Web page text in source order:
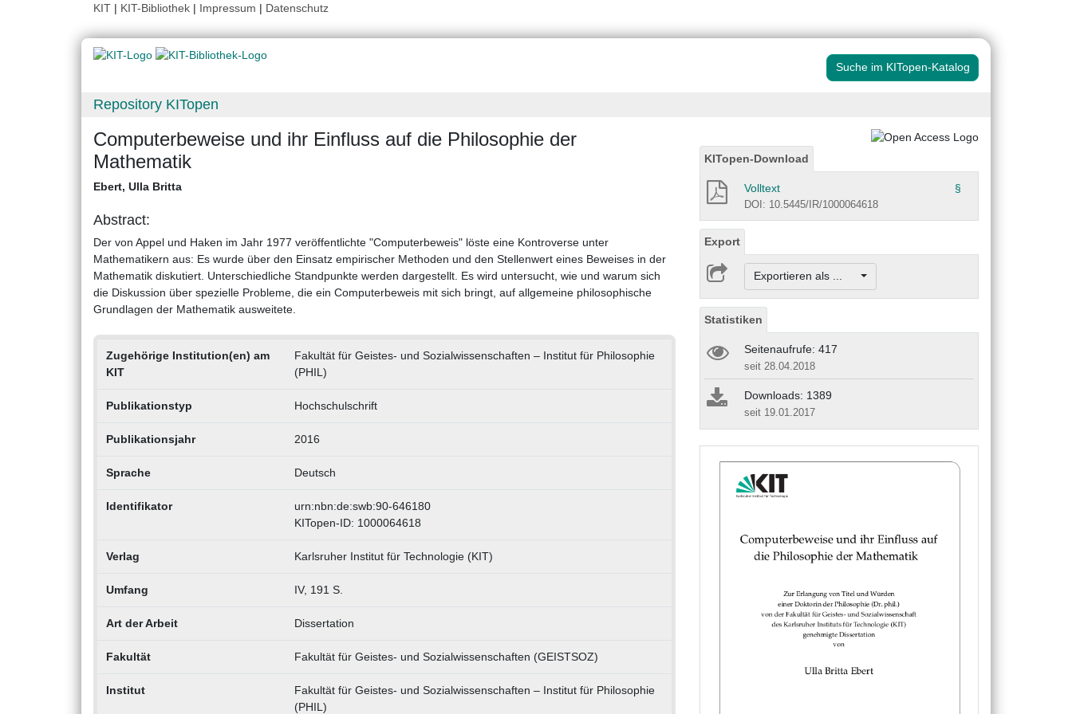
KIT | KIT-Bibliothek | Impressum | Datenschutz
Suche im KITopen-Katalog
Repository KITopen
Computerbeweise und ihr Einfluss auf die Philosophie der
Mathematik
Ebert, Ulla Britta
Abstract:
Der von Appel und Haken im Jahr 1977 veröffentlichte "Computerbeweis" löste eine Kontroverse unter
Mathematikern aus: Es wurde über den Einsatz empirischer Methoden und den Stellenwert eines Beweises in der
Mathematik diskutiert. Unterschiedliche Standpunkte werden dargestellt. Es wird untersucht, wie und warum sich
die Diskussion über spezielle Probleme, die ein Computerbeweis mit sich bringt, auf allgemeine philosophische
Grundlagen der Mathematik ausweitete.
Zugehörige Institution(en) am
KIT
Fakultät für Geistes- und Sozialwissenschaften – Institut für Philosophie
(PHIL)
Publikationstyp Hochschulschrift
Publikationsjahr 2016
Sprache Deutsch
Identifikator
urn:nbn:de:swb:90-646180
KITopen-ID: 1000064618
Verlag Karlsruher Institut für Technologie (KIT)
Umfang IV, 191 S.
Art der Arbeit Dissertation
Fakultät Fakultät für Geistes- und Sozialwissenschaften (GEISTSOZ)
Institut
Fakultät für Geistes- und Sozialwissenschaften – Institut für Philosophie
(PHIL)
KITopen-Download
Volltext §
DOI: 10.5445/IR/1000064618
Export
Exportieren als ...
Statistiken
Seitenaufrufe: 417
seit 28.04.2018
Downloads: 1389
seit 19.01.2017